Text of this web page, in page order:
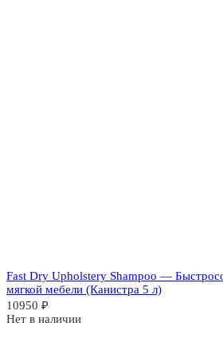
Fast Dry Upholstery Shampoo —
мягкой мебели (Канистра 5 л)
10950 ₽
Нет в наличии